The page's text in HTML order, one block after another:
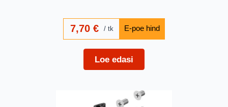
7,70€ tk
Loe edasi